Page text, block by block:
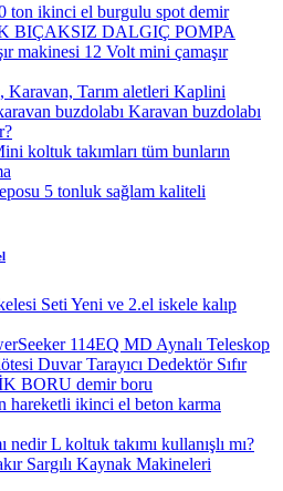
ton ikinci el burgulu spot demir
BIÇAKSIZ DALGIÇ POMPA
makinesi 12 Volt mini çamaşır
Tarım aletleri Kaplini
buzdolabı Karavan buzdolabı
koltuk takımları tüm bunların
5 tonluk sağlam kaliteli
Seti Yeni ve 2.el iskele kalıp
114EQ MD Aynalı Teleskop
Duvar Tarayıcı Dedektör Sıfır
BORU demir boru
hareketli ikinci el beton karma
L koltuk takımı kullanışlı mı?
Sargılı Kaynak Makineleri